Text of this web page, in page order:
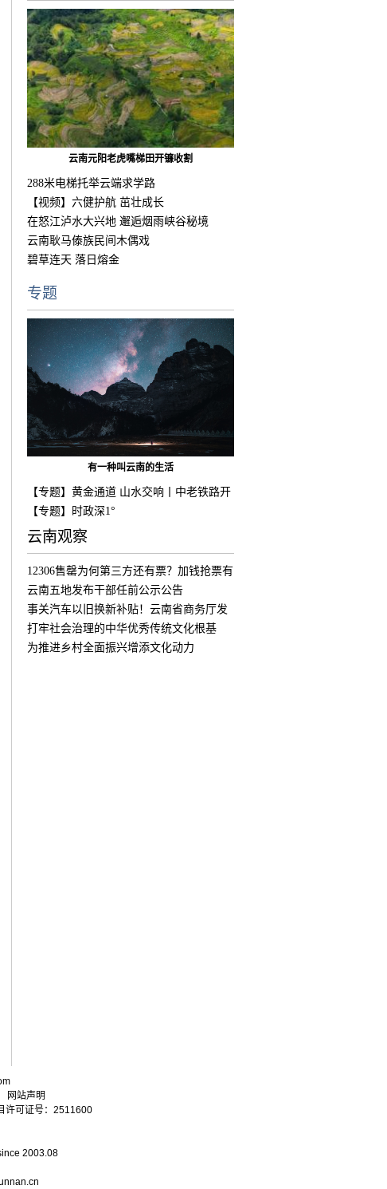
云南元阳老虎嘴梯田开镰收割
288米电梯托举云端求学路
【视频】六健护航 茁壮成长
在怒江泸水大兴地 邂逅烟雨峡谷秘境
云南耿马傣族民间木偶戏
碧草连天 落日熔金
专题
有一种叫云南的生活
【专题】黄金通道 山水交响丨中老铁路开
通
【专题】时政深1°
云南观察
12306售罄为何第三方还有票？加钱抢票有
用
云南五地发布干部任前公示公告
事关汽车以旧换新补贴！云南省商务厅发
布公
打牢社会治理的中华优秀传统文化根基
为推进乡村全面振兴增添文化动力
网站声明
许可证号：2511600
2003.08